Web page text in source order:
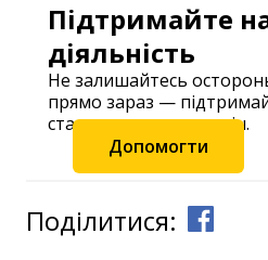
Підтримайте
діяльність
Не залишайтесь
прямо зараз —
станьте частиною змін.
Допомогти
Поділитися: